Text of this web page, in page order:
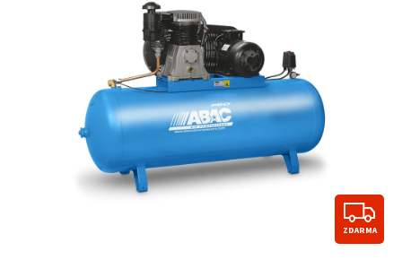
Z
D
ZDARMA